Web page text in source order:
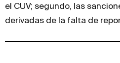
el CUV; segundo, las
derivadas de la falta de